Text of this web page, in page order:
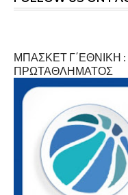
ΜΠΑΣΚΕΤ Γ΄ΕΘΝΙΚΗ
ΠΡΩΤΑΘΛΗΜΑΤΟΣ